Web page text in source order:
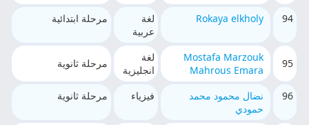
94
Rokaya elkholy
لغة
عربية
مرحلة ابتدائية
95
Mostafa Marzouk
Mahrous Emara
لغة
انجليزية
مرحلة ثانوية
96
نضال محمود محمد
حمودي
فيزياء مرحلة ثانوية